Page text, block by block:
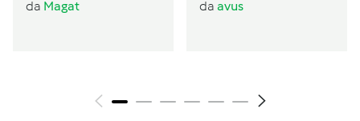
al formaggio di
da Magat da avus